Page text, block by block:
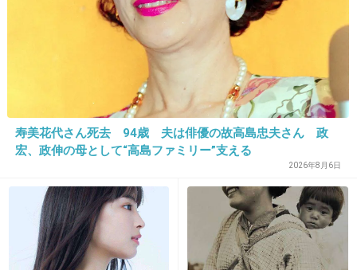
2015/07/28(火) 17:26:12
海水浴場だとカッコよく見えた人が
+71 -1
浮き輪の空気を抜くのが結構手間
+74 -2
寿美花代さん死去 94歳 夫は俳優の故高島忠夫さん 政
宏、政伸の母として“高島ファミリー”支える
2026年8月6日